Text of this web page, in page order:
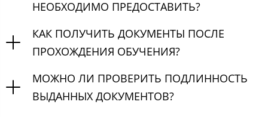
НЕОБХОДИМО ПРЕДОСТАВИТЬ?
КАК ПОЛУЧИТЬ ДОКУМЕНТЫ ПОСЛЕ
ПРОХОЖДЕНИЯ ОБУЧЕНИЯ?
МОЖНО ЛИ ПРОВЕРИТЬ ПОДЛИННОСТЬ
ВЫДАННЫХ ДОКУМЕНТОВ?